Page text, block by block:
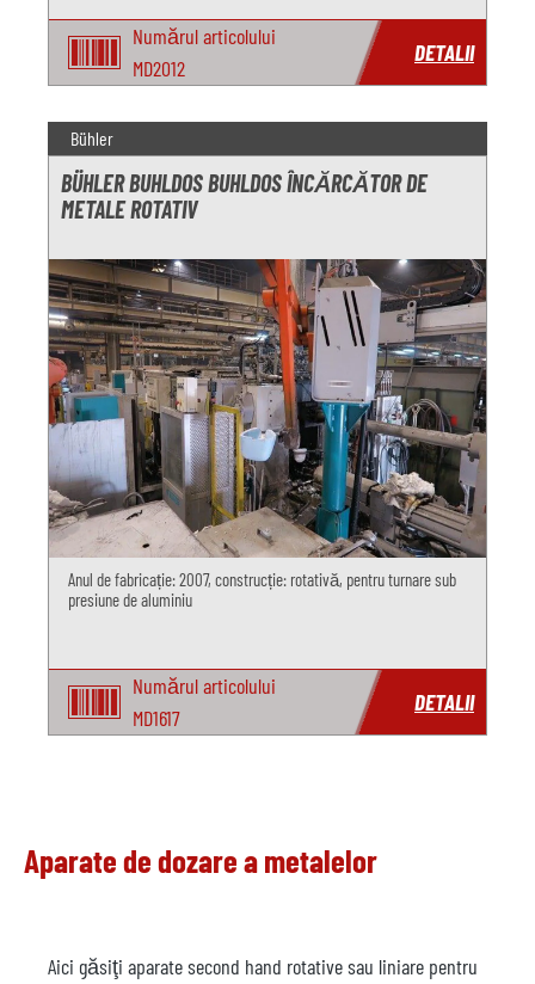
Numărul articolului
MD2012
DETALII
Bühler
BÜHLER BUHLDOS BUHLDOS ÎNCĂRCĂTOR DE
METALE ROTATIV
Anul de fabricație: 2007, construcție: rotativă, pentru turnare sub
presiune de aluminiu
Numărul articolului
MD1617
DETALII
Aparate de dozare a metalelor
Aici găsiţi aparate second hand rotative sau liniare pentru